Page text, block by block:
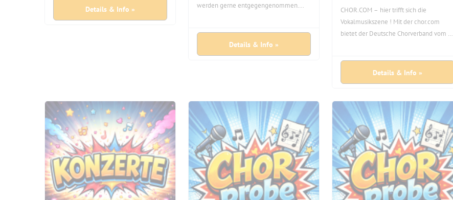
Details & Info »
werden gerne entgegengenommen.
Details & Info »
CHOR.COM – hier trifft sich die
Vokalmusikszene ! Mit der chor.com
bietet der Deutsche Chorverband vom 1.
Musikpädagog:innen,
Kirchenmusiker:innen, Verleger:innen,
Chormusik-Interessierten wieder eine
Plattform für den Austausch sowie neue
fachliche Impulse. Der Fokus wird 2026
auf „Building Bridges – wie Chormusik
neue Verbindungen schafft“ gerichtet
sein. Alle Informationen und
Anmeldungen über
http://www.chor.com
Details & Info »